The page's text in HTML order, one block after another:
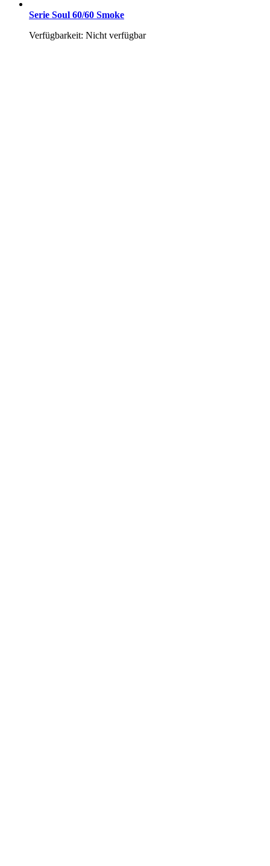
Serie Soul 60/60 Smoke
Verfügbarkeit: Nicht verfügbar